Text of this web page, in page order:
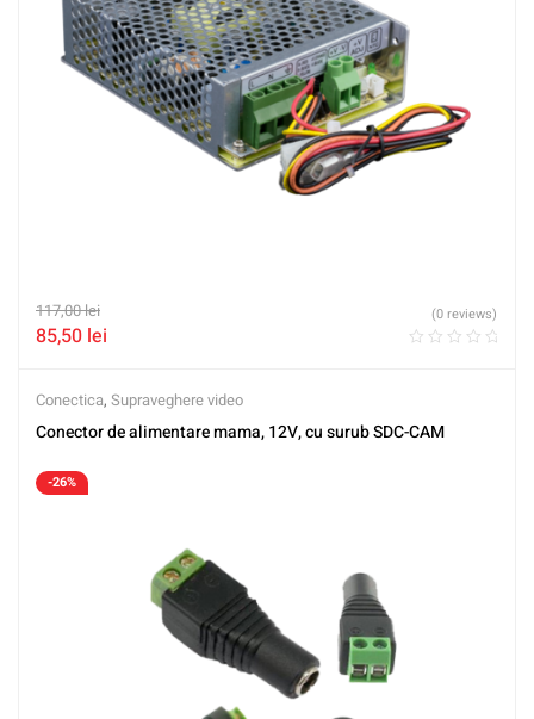
117,00lei
85,50 lei
(0 reviews)
Conectica, Supraveghere video
Conector de alimentare mama, 12V, cu surub SDC-CAM
-26%